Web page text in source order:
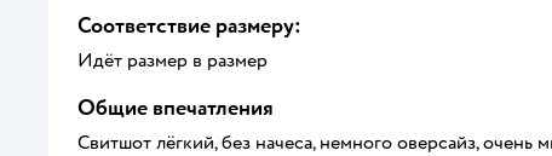
Соответствие размеру:
Идёт размер в размер
Общие впечатления
Свитшот лёгкий, без начеса, немного оверсайз,